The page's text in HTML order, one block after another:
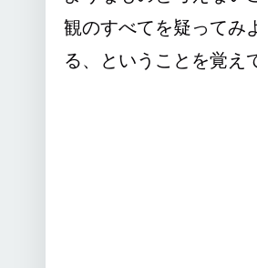
観のすべてを疑ってみ
る、ということを覚え